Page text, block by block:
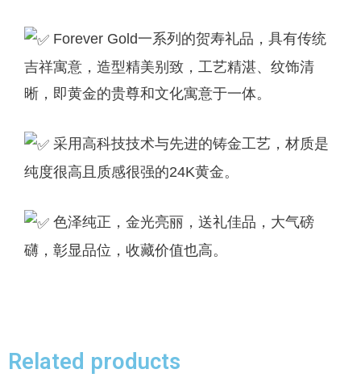
Forever Gold一系列的贺寿礼品，具有传统
吉祥寓意，造型精美别致，工艺精湛、纹饰清
晰，即黄金的贵尊和文化寓意于一体。
采用高科技技术与先进的铸金工艺，材质是
纯度很高且质感很强的24K黄金。
色泽纯正，金光亮丽，送礼佳品，大气磅
礴，彰显品位，收藏价值也高。
Related products